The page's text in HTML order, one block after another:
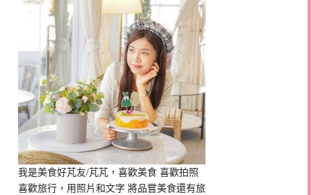
我是美食好芃友/芃芃，喜歡美食 喜歡拍照
喜歡旅行，用照片和文字 將品嘗美食還有旅